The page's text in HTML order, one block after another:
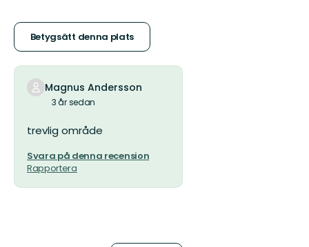
stjärnor
Betygsätt denna plats
Magnus Andersson
3 år sedan
trevlig område
Svara på denna recension
Rapportera